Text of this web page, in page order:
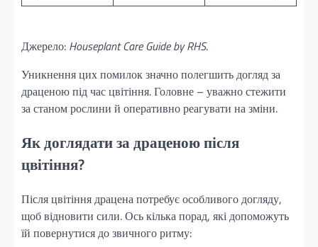
Джерело: Houseplant Care Guide by RHS.
Уникнення цих помилок значно полегшить догляд за
драценою під час цвітіння. Головне – уважно стежити
за станом рослини й оперативно реагувати на зміни.
Як доглядати за драценою після
цвітіння?
Після цвітіння драцена потребує особливого догляду,
щоб відновити сили. Ось кілька порад, які допоможуть
їй повернутися до звичного ритму: